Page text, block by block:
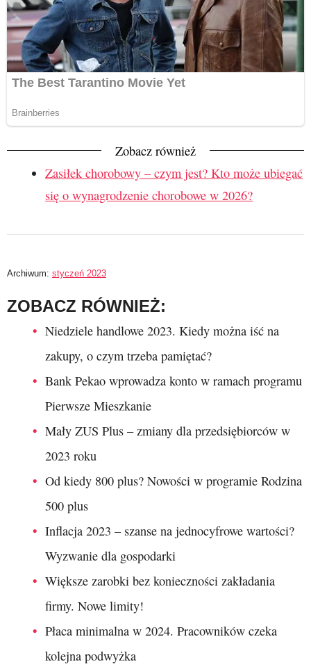
Zobacz również
Zasiłek chorobowy – czym jest? Kto może ubiegać
się o wynagrodzenie chorobowe w 2026?
Archiwum: styczeń 2023
ZOBACZ RÓWNIEŻ:
Niedziele handlowe 2023. Kiedy można iść na
zakupy, o czym trzeba pamiętać?
Bank Pekao wprowadza konto w ramach programu
Pierwsze Mieszkanie
Mały ZUS Plus – zmiany dla przedsiębiorców w
2023 roku
Od kiedy 800 plus? Nowości w programie Rodzina
500 plus
Inflacja 2023 – szanse na jednocyfrowe wartości?
Wyzwanie dla gospodarki
Większe zarobki bez konieczności zakładania
firmy. Nowe limity!
Płaca minimalna w 2024. Pracowników czeka
kolejna podwyżka